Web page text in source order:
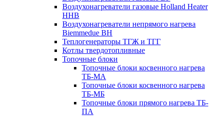
Воздухонагреватели газовые Holland Heater
HHB
Воздухонагреватели непрямого нагрева
Biemmedue BH
Теплогенераторы ТГЖ и ТГГ
Котлы твердотопливные
Топочные блоки
Топочные блоки косвенного нагрева
ТБ-МА
Топочные блоки косвенного нагрева
ТБ-МБ
Топочные блоки прямого нагрева ТБ-
ПА